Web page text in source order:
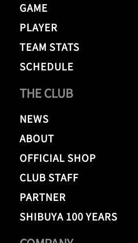
THE CLUB
NEWS
ABOUT
OFFICIAL SHOP
CLUB STAFF
PARTNER
SHIBUYA 100 YEARS
GAME
PLAYER
TEAM STATS
SCHEDULE